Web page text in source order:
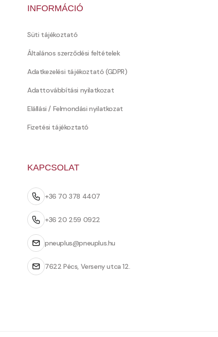
INFORMÁCIÓ
Süti tájékoztató
Általános szerződési feltételek
Adatkezelési tájékoztató (GDPR)
Adattovábbítási nyilatkozat
Elállási / Felmondási nyilatkozat
Fizetési tájékoztató
KAPCSOLAT
+36 70 378 4407
+36 20 259 0922
pneuplus@pneuplus.hu
7622 Pécs, Verseny utca 12.